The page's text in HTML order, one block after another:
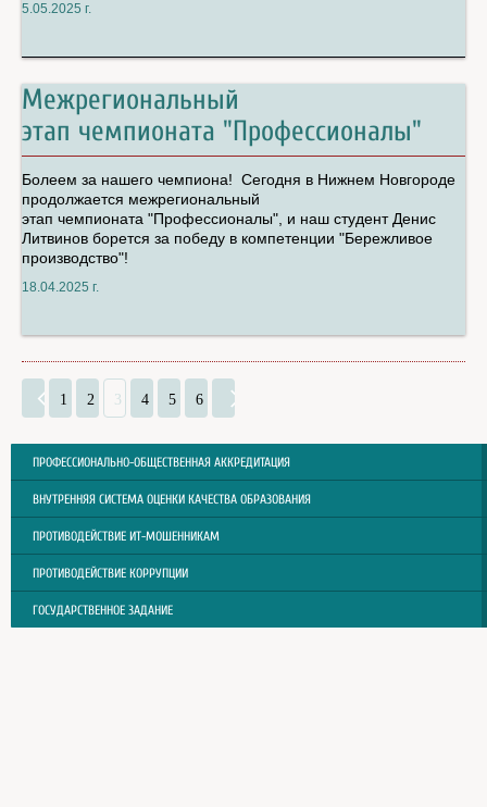
5.05.2025 г.
Межрегиональный
этап чемпионата "Профессионалы"
Болеем за нашего чемпиона! Сегодня в Нижнем Новгороде
продолжается межрегиональный
этап чемпионата "Профессионалы", и наш студент Денис
Литвинов борется за победу в компетенции "Бережливое
производство"!
18.04.2025 г.
1 2 3 4 5 6
ПРОФЕССИОНАЛЬНО-ОБЩЕСТВЕННАЯ АККРЕДИТАЦИЯ
ВНУТРЕННЯЯ СИСТЕМА ОЦЕНКИ КАЧЕСТВА ОБРАЗОВАНИЯ
ПРОТИВОДЕЙСТВИЕ ИТ-МОШЕННИКАМ
ПРОТИВОДЕЙСТВИЕ КОРРУПЦИИ
ГОСУДАРСТВЕННОЕ ЗАДАНИЕ